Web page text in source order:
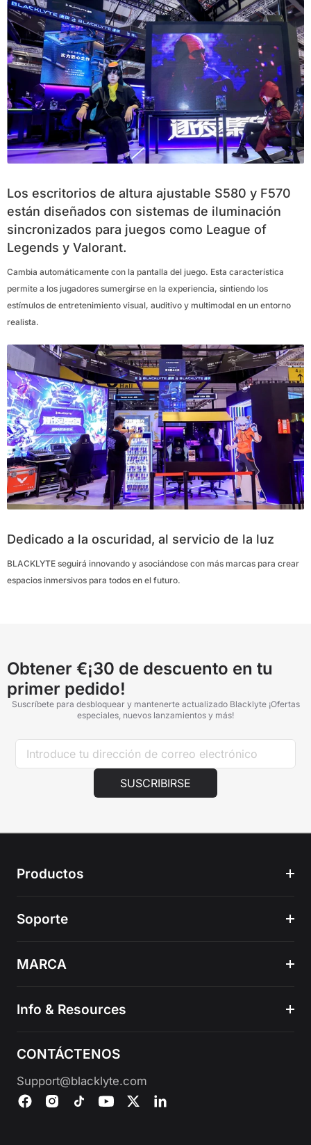
Los escritorios de altura ajustable S580 y F570
están diseñados con sistemas de iluminación
sincronizados para juegos como League of
Legends y Valorant.
Cambia automáticamente con la pantalla del juego. Esta característica
permite a los jugadores sumergirse en la experiencia, sintiendo los
estímulos de entretenimiento visual, auditivo y multimodal en un entorno
realista.
Dedicado a la oscuridad, al servicio de la luz
BLACKLYTE seguirá innovando y asociándose con más marcas para crear
espacios inmersivos para todos en el futuro.
Obtener €¡30 de descuento en tu
primer pedido!
Suscríbete para desbloquear y mantenerte actualizado Blacklyte ¡Ofertas
especiales, nuevos lanzamientos y más!
SUSCRIBIRSE
Productos
Soporte
MARCA
Info & Resources
CONTÁCTENOS
Support@blacklyte.com